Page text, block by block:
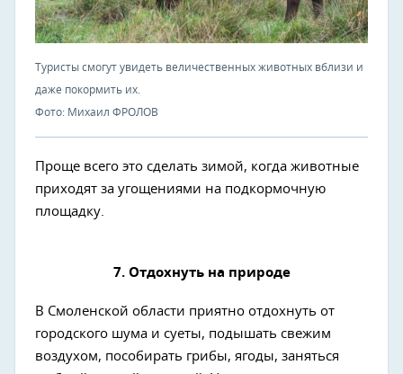
Туристы смогут увидеть величественных животных вблизи и
даже покормить их.
Фото: Михаил ФРОЛОВ
Проще всего это сделать зимой, когда животные
приходят за угощениями на подкормочную
площадку.
7. Отдохнуть на природе
В Смоленской области приятно отдохнуть от
городского шума и суеты, подышать свежим
воздухом, пособирать грибы, ягоды, заняться